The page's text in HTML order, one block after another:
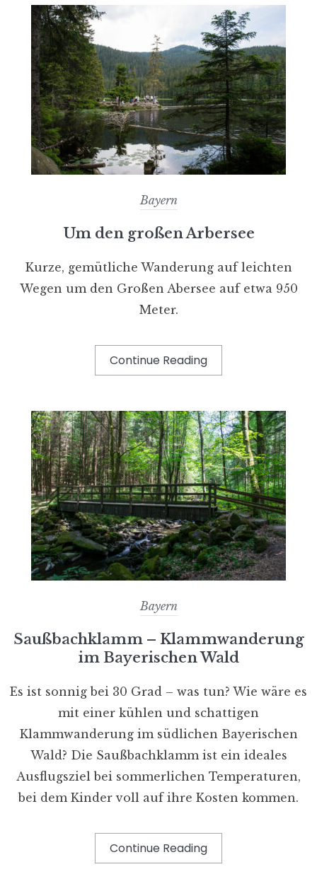
Bayern
Um den großen Arbersee
Kurze, gemütliche Wanderung auf leichten
Wegen um den Großen Abersee auf etwa 950
Meter.
Continue Reading
Bayern
Saußbachklamm – Klammwanderung
im Bayerischen Wald
Es ist sonnig bei 30 Grad – was tun? Wie wäre es
mit einer kühlen und schattigen
Klammwanderung im südlichen Bayerischen
Wald? Die Saußbachklamm ist ein ideales
Ausflugsziel bei sommerlichen Temperaturen,
bei dem Kinder voll auf ihre Kosten kommen.
Continue Reading